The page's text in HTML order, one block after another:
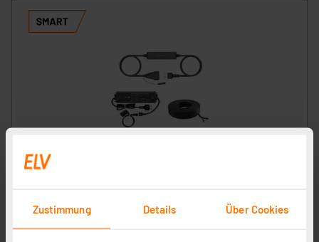
Zustimmung Details Über Cookies
Die Bold Smart Home Set 24V-Garten mit Homematic IP
Schalt-Mess-Kabel - außen, Kabel und Trafo
179,99 €